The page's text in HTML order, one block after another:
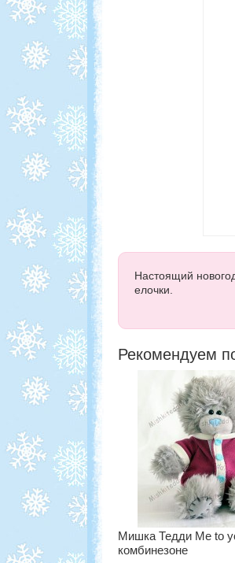
Настоящий
елочки.
Рекомендуем
Мишка Тедди Me to
комбинезоне